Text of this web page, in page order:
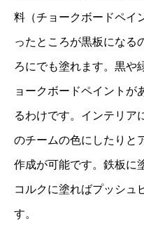
料（チョークボードペイ
ったところが黒板になる
ろにでも塗れます。黒や
ョークボードペイントが
るわけです。インテリア
のチームの色にしたりと
作成が可能です。鉄板に
コルクに塗ればプッシュ
す。